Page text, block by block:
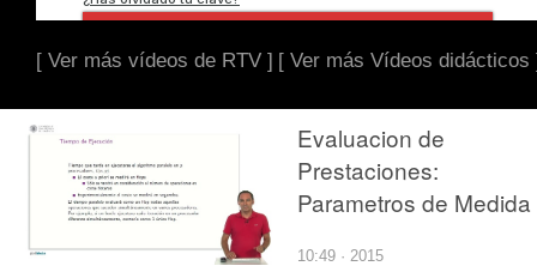
[ Ver más vídeos de RTV ] [ Ver más Vídeos didácticos
Evaluacion de
Prestaciones:
Parametros de Medida
10:49 · 2015